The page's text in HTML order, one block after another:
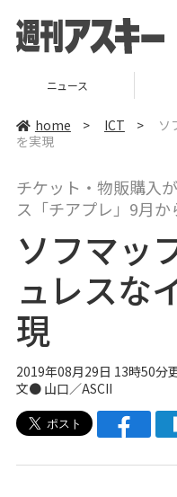
ニュース
home > ICT >
ソ
を実現
チケット・物販購入
ス「チアプレ」9月
ソフマッ
ュレスな
現
2019年08月29日 13時50分
文● 山口／ASCII